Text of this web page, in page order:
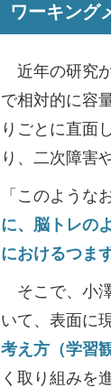
ワーキング
近年の研究
で相対的に容
りごとに直面
り、二次障害
「このよう
に、脳トレの
におけるつま
そこで、小
いて、表面に
考え方（学習
く取り組みを